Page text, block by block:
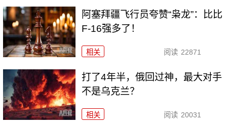
阿塞拜疆飞行员夸赞“枭龙”：比比
F-16强多了！
相关 阅读 22871
打了4年半，俄回过神，最大对手
不是乌克兰？
相关 阅读 20031